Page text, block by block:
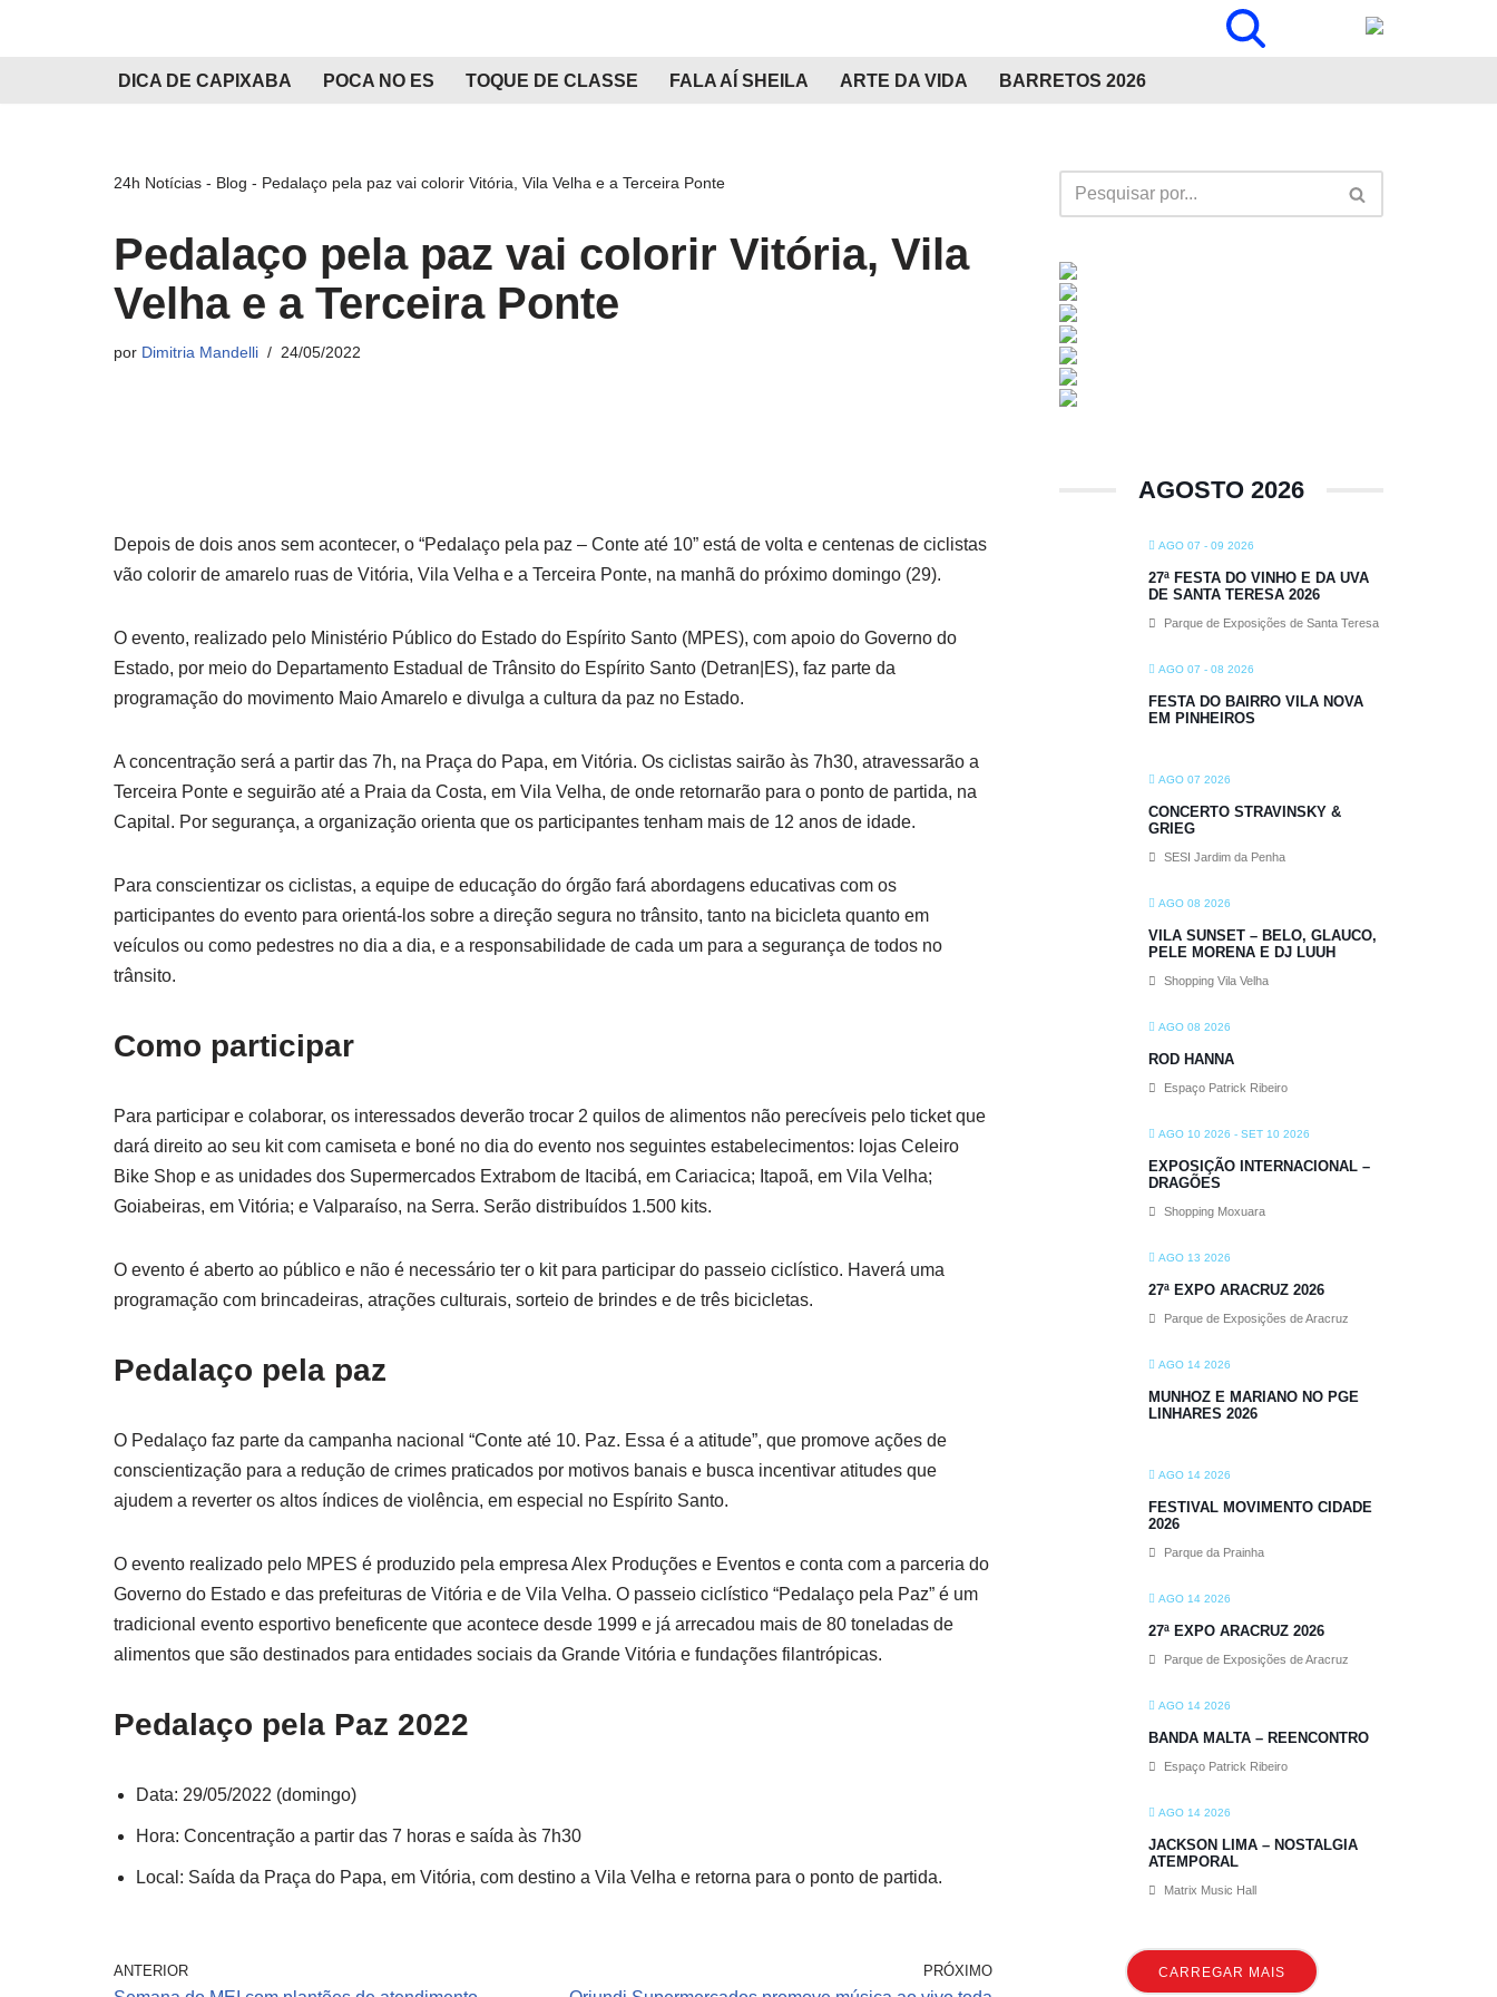
DICA DE CAPIXABA POCA NO ES TOQUE DE CLASSE FALA AÍ SHEILA ARTE DA VIDA BARRETOS 2026
24h Notícias - Blog - Pedalaço pela paz vai colorir Vitória, Vila Velha e a Terceira Ponte
Pedalaço pela paz vai colorir Vitória, Vila
Velha e a Terceira Ponte
por Dimitria Mandelli 24/05/2022
Depois de dois anos sem acontecer, o “Pedalaço pela paz – Conte até 10” está de volta e centenas de ciclistas
vão colorir de amarelo ruas de Vitória, Vila Velha e a Terceira Ponte, na manhã do próximo domingo (29).
O evento, realizado pelo Ministério Público do Estado do Espírito Santo (MPES), com apoio do Governo do
Estado, por meio do Departamento Estadual de Trânsito do Espírito Santo (Detran|ES), faz parte da
programação do movimento Maio Amarelo e divulga a cultura da paz no Estado.
A concentração será a partir das 7h, na Praça do Papa, em Vitória. Os ciclistas sairão às 7h30, atravessarão a
Terceira Ponte e seguirão até a Praia da Costa, em Vila Velha, de onde retornarão para o ponto de partida, na
Capital. Por segurança, a organização orienta que os participantes tenham mais de 12 anos de idade.
Para conscientizar os ciclistas, a equipe de educação do órgão fará abordagens educativas com os
participantes do evento para orientá-los sobre a direção segura no trânsito, tanto na bicicleta quanto em
veículos ou como pedestres no dia a dia, e a responsabilidade de cada um para a segurança de todos no
trânsito.
Como participar
Para participar e colaborar, os interessados deverão trocar 2 quilos de alimentos não perecíveis pelo ticket que
dará direito ao seu kit com camiseta e boné no dia do evento nos seguintes estabelecimentos: lojas Celeiro
Bike Shop e as unidades dos Supermercados Extrabom de Itacibá, em Cariacica; Itapoã, em Vila Velha;
Goiabeiras, em Vitória; e Valparaíso, na Serra. Serão distribuídos 1.500 kits.
O evento é aberto ao público e não é necessário ter o kit para participar do passeio ciclístico. Haverá uma
programação com brincadeiras, atrações culturais, sorteio de brindes e de três bicicletas.
Pedalaço pela paz
O Pedalaço faz parte da campanha nacional “Conte até 10. Paz. Essa é a atitude”, que promove ações de
conscientização para a redução de crimes praticados por motivos banais e busca incentivar atitudes que
ajudem a reverter os altos índices de violência, em especial no Espírito Santo.
O evento realizado pelo MPES é produzido pela empresa Alex Produções e Eventos e conta com a parceria do
Governo do Estado e das prefeituras de Vitória e de Vila Velha. O passeio ciclístico “Pedalaço pela Paz” é um
tradicional evento esportivo beneficente que acontece desde 1999 e já arrecadou mais de 80 toneladas de
alimentos que são destinados para entidades sociais da Grande Vitória e fundações filantrópicas.
Pedalaço pela Paz 2022
Data: 29/05/2022 (domingo)
Hora: Concentração a partir das 7 horas e saída às 7h30
Local: Saída da Praça do Papa, em Vitória, com destino a Vila Velha e retorna para o ponto de partida.
ANTERIOR PRÓXIMO
AGOSTO 2026
AGO 07 - 09 2026
27ª FESTA DO VINHO E DA UVA
DE SANTA TERESA 2026
Parque de Exposições de Santa Teresa
AGO 07 - 08 2026
FESTA DO BAIRRO VILA NOVA
EM PINHEIROS
AGO 07 2026
CONCERTO STRAVINSKY &
GRIEG
SESI Jardim da Penha
AGO 08 2026
VILA SUNSET – BELO, GLAUCO,
PELE MORENA E DJ LUUH
Shopping Vila Velha
AGO 08 2026
ROD HANNA
Espaço Patrick Ribeiro
AGO 10 2026 - SET 10 2026
EXPOSIÇÃO INTERNACIONAL –
DRAGÕES
Shopping Moxuara
AGO 13 2026
27ª EXPO ARACRUZ 2026
Parque de Exposições de Aracruz
AGO 14 2026
MUNHOZ E MARIANO NO PGE
LINHARES 2026
AGO 14 2026
FESTIVAL MOVIMENTO CIDADE
2026
Parque da Prainha
AGO 14 2026
27ª EXPO ARACRUZ 2026
Parque de Exposições de Aracruz
AGO 14 2026
BANDA MALTA – REENCONTRO
Espaço Patrick Ribeiro
AGO 14 2026
JACKSON LIMA – NOSTALGIA
ATEMPORAL
Matrix Music Hall
CARREGAR MAIS